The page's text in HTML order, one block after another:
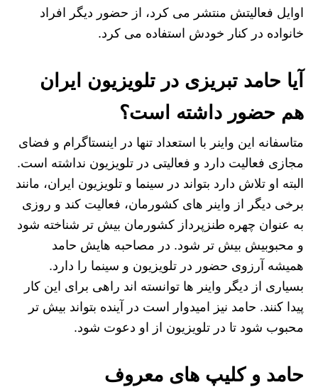
اوایل فعالیتش منتشر می کرد، از حضور دیگر افراد
خانواده در کنار خودش استفاده می کرد.
آیا حامد تبریزی در تلویزیون ایران
هم حضور داشته است؟
متاسفانه این واینر با استعداد تنها در اینستاگرام و فضای
مجازی فعالیت دارد و فعالیتی در تلویزیون نداشته است.
البته او تلاش دارد بتواند در سینما و تلویزیون ایران، مانند
برخی دیگر از واینر های کشورمان، فعالیت کند و روزی
به عنوان چهره طنزپرداز کشورمان بیش تر شناخته شود
و محبوبیش بیش تر شود. در مصاحبه هایش حامد
همیشه آرزوی حضور در تلویزیون و سینما را دارد.
بسیاری از دیگر واینر ها توانسته اند راهی برای این کار
پیدا کنند. حامد نیز امیدوار است در آینده بتواند بیش تر
محبوب شود تا در تلویزیون از او دعوت شود.
حامد و کلیپ های معروف